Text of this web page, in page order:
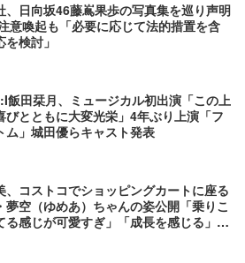
、日向坂46藤嶌果歩の写真集を巡り声明
意喚起も「必要に応じて法的措置を含
を検討」
飯田栞月、ミュージカル初出演「この上
びとともに大変光栄」4年ぶり上演「フ
ム」城田優らキャスト発表
、コストコでショッピングカートに座る
夢空（ゆめあ）ちゃんの姿公開「乗りこ
る感じが可愛すぎ」「成長を感じる」の